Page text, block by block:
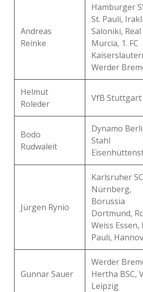
Andreas
Reinke
Hamburger
St. Pauli,
Saloniki, Real
Murcia, 1. FC
Werder
Helmut
Roleder
VfB Stuttgart
Bodo
Rudwaleit
Dynamo
Stahl
Jürgen Rynio
Karlsruher
Nürnberg,
Borussia
Dortmund,
Weiss Essen,
Pauli,
Gunnar Sauer
Werder
Hertha BSC,
Leipzig